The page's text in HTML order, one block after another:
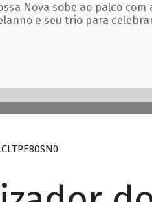
Nova sobe ao palco com
e seu trio para